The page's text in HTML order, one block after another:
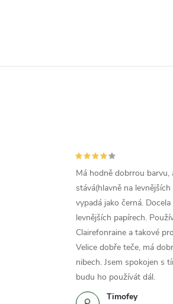
Timofey
Má hodně dobrrou barvu,
stává(hlavně na
vypadá jako černá.
levnějších papírech.
Clairefonraine a takové
Velice dobře teče, má
nibech. Jsem spokojen s
budu ho používát dál.